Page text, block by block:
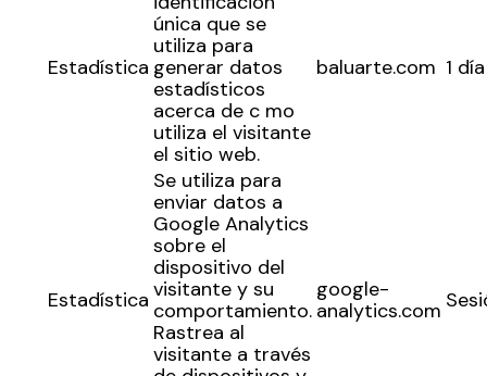
Estadística
única que se
utiliza para
generar datos
estadísticos
acerca de c mo
utiliza el visitante
el sitio web.
baluarte.com 1 día
Estadística
Se utiliza para
enviar datos a
Google Analytics
sobre el
dispositivo del
visitante y su
comportamiento.
Rastrea al
visitante a través
google-
analytics.com